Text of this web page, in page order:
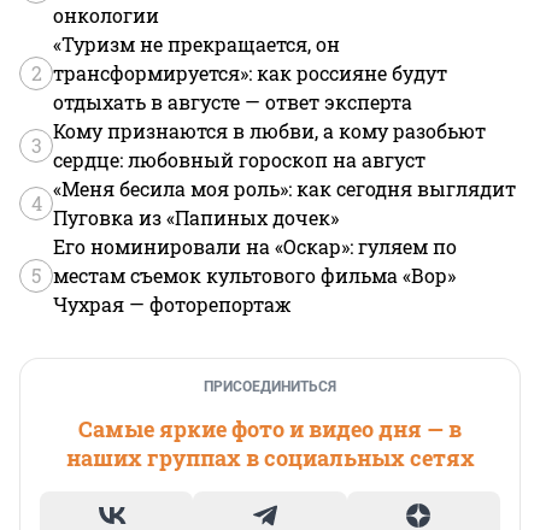
онкологии
2
«Туризм не прекращается, он
трансформируется»: как россияне будут
отдыхать в августе — ответ эксперта
3
Кому признаются в любви, а кому разобьют
сердце: любовный гороскоп на август
4
«Меня бесила моя роль»: как сегодня выглядит
Пуговка из «Папиных дочек»
5
Его номинировали на «Оскар»: гуляем по
местам съемок культового фильма «Вор»
Чухрая — фоторепортаж
ПРИСОЕДИНИТЬСЯ
Самые яркие фото и видео дня — в
наших группах в социальных сетях